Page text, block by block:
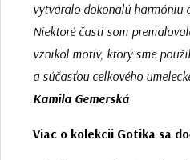
vytváralo dokonalú harmóniu
Niektoré časti som
vznikol motív, ktorý sme
a súčasťou celkového
Kamila Gemerská
Viac o kolekcii Gotika sa